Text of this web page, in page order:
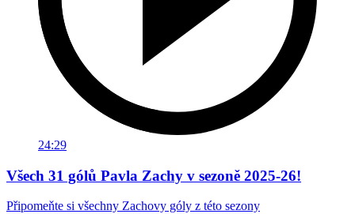
24:29
Všech 31 gólů Pavla Zachy v sezoně 2025-26!
Připomeňte si všechny Zachovy góly z této sezony